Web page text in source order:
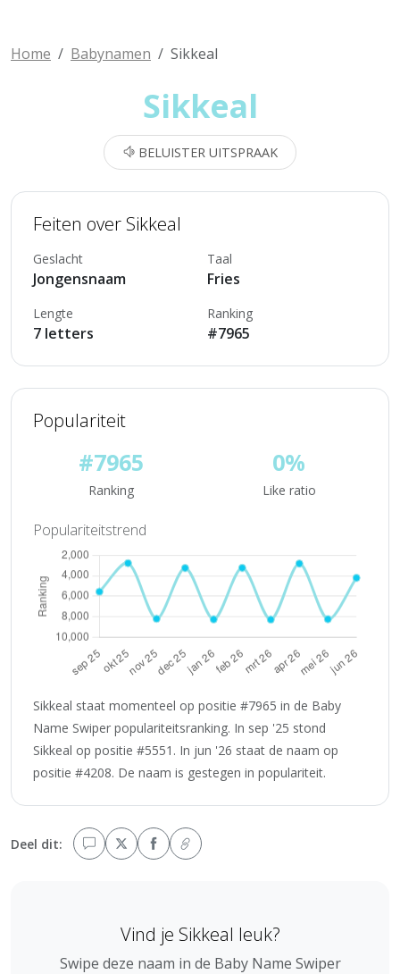
Home Babynamen Sikkeal
Sikkeal
BELUISTER UITSPRAAK
Feiten over Sikkeal
Geslacht
Jongensnaam
Taal
Fries
Lengte
7 letters
Ranking
#7965
Populariteit
#7965
Ranking
0%
Like ratio
Populariteitstrend
Sikkeal staat momenteel op positie #7965 in de Baby
Name Swiper populariteitsranking. In sep '25 stond
Sikkeal op positie #5551. In jun '26 staat de naam op
positie #4208. De naam is gestegen in populariteit.
Deel dit:
Vind je Sikkeal leuk?
Swipe deze naam in de Baby Name Swiper